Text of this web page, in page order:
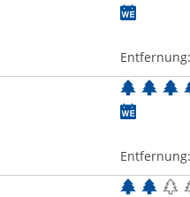
Entfernung:
Entfernung: